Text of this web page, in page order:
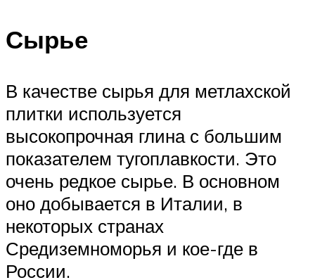
Сырье
В качестве сырья для метлахской
плитки используется
высокопрочная глина с большим
показателем тугоплавкости. Это
очень редкое сырье. В основном
оно добывается в Италии, в
некоторых странах
Средиземноморья и кое-где в
России.